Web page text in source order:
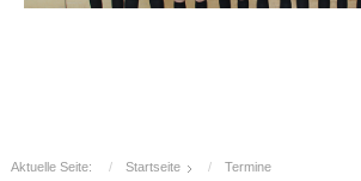
Aktuelle Seite: Startseite Termine